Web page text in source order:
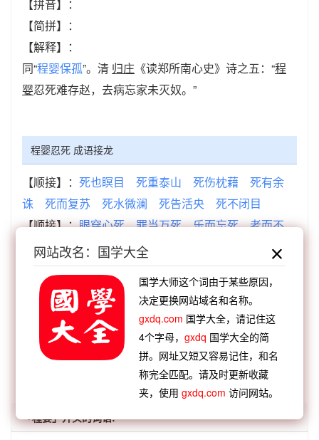
【拼音】：
【简拼】：
【解释】：
同“程婴保孤”。清 归庄 《读郑所南心史》诗之五：“程
婴忍死难存赵，去病忘家未灭奴。”
程婴忍死 成语接龙
【顺接】： 死也瞑目 死重泰山 死伤枕藉
死有余
诛
死而复苏 死水微澜 死告活央
死不闭目
【顺接】：眼穿心死 罪当万死 乐而忘死
老而不
恋生恶死 君辱臣死
【逆接】：胡子工程 有效射程 作不如程
奋翮鹏
星夜兼程 形象工程 水驿山程
九万鹏程
【逆接】： 程朱之学 程朱理学 程序动作
程门立
程孔倾盖 程昱捧日 程婴保孤 程婴忍死
「程婴忍死」的典故、程婴忍死成语故事
「程婴」开头的词语:
网站改名：国学大全
国学大师这个词由于某些原因，
决定更换网站域名和名称。
gxdq.com 国学大全，请记住这
4个字母，gxdq 国学大全的简
拼。网址又短又容易记住，和名
称完全匹配。请及时更新收藏
夹，使用gxdq.com 访问网站。